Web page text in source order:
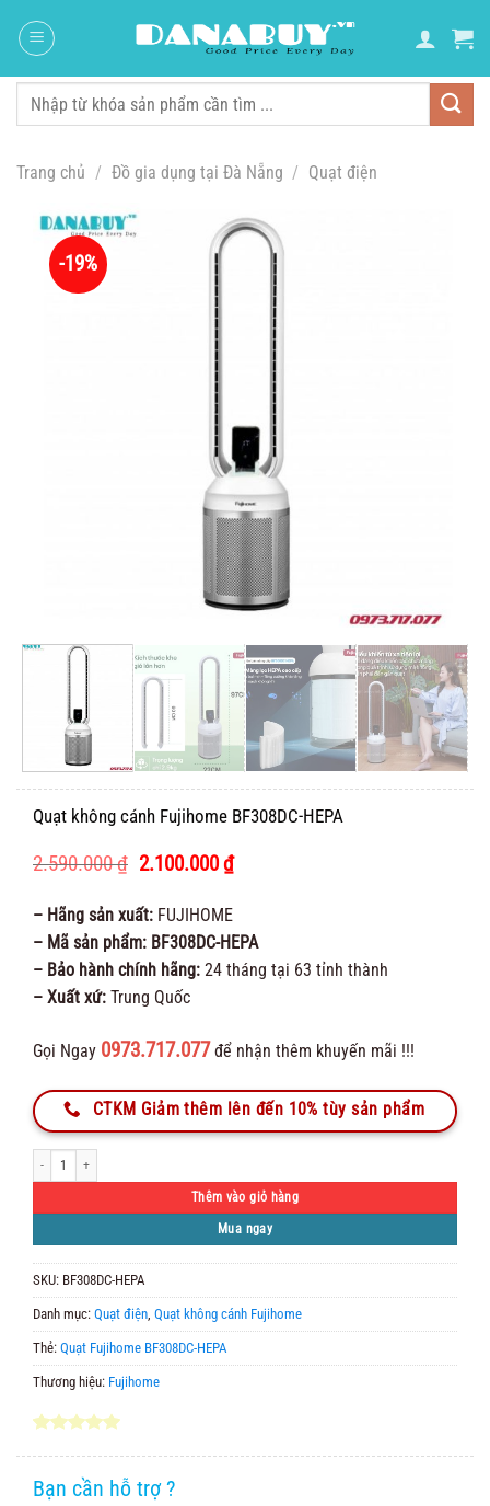
đến
dung
Tìm
Trang chủ / Đồ gia dụng tại Đà Nẵng / Quạt điện
-19%
Quạt không cánh Fujihome BF308DC-HEPA
2.590.000₫ Giá
là:
2.590.000 ₫.
2.100.000₫Giá
tại
là:
2.100.000 ₫.
– Hãng sản xuất: FUJIHOME
– Mã sản phẩm: BF308DC-HEPA
– Bảo hành chính hãng: 24 tháng tại 63 tỉnh thành
– Xuất xứ: Trung Quốc
Gọi Ngay 0973.717.077 để nhận thêm khuyến mãi !!!
CTKM Giảm thêm lên đến 10% tùy sản phẩm
Quạt không cánh Fujihome BF308DC-HEPA số lượng
Thêm vào giỏ hàng
Mua ngay
SKU: BF308DC-HEPA
Danh mục: Quạt điện, Quạt không cánh Fujihome
Thẻ: Quạt Fujihome BF308DC-HEPA
Thương hiệu: Fujihome
đánh giá
Bạn cần hỗ trợ ?